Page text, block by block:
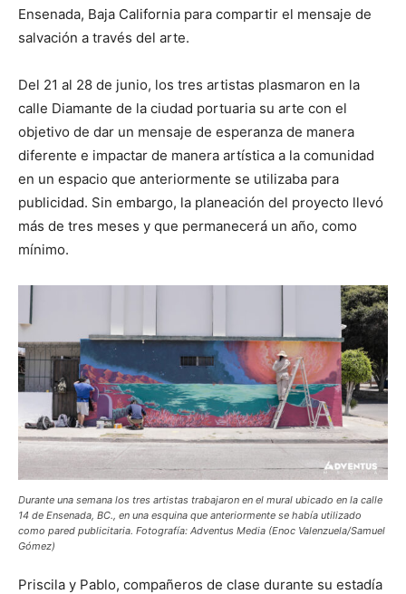
Ensenada, Baja California para compartir el mensaje de
salvación a través del arte.
Del 21 al 28 de junio, los tres artistas plasmaron en la
calle Diamante de la ciudad portuaria su arte con el
objetivo de dar un mensaje de esperanza de manera
diferente e impactar de manera artística a la comunidad
en un espacio que anteriormente se utilizaba para
publicidad. Sin embargo, la planeación del proyecto llevó
más de tres meses y que permanecerá un año, como
mínimo.
Durante una semana los tres artistas trabajaron en el mural ubicado en la calle
14 de Ensenada, BC., en una esquina que anteriormente se había utilizado
como pared publicitaria. Fotografía: Adventus Media (Enoc Valenzuela/Samuel
Gómez)
Priscila y Pablo, compañeros de clase durante su estadía